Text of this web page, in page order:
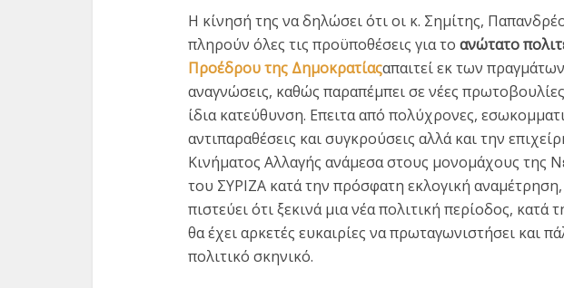
Η κίνησή της να δηλώσει ότι οι κ. Σημίτης,
πληρούν όλες τις προϋποθέσεις για το ανώτατο
Προέδρου της Δημοκρατίαςαπαιτεί εκ των
αναγνώσεις, καθώς παραπέμπει σε νέες
ίδια κατεύθυνση. Επειτα από πολύχρονες,
αντιπαραθέσεις και συγκρούσεις αλλά και την
Κινήματος Αλλαγής ανάμεσα στους μονομάχους της
του ΣΥΡΙΖΑ κατά την πρόσφατη εκλογική
πιστεύει ότι ξεκινά μια νέα πολιτική περίοδος, κατά
θα έχει αρκετές ευκαιρίες να πρωταγωνιστήσει και
πολιτικό σκηνικό.
Εκλογή Προέδρου
Δημοκρατίας:
Πρωτοβουλίες κινήσεων...
3 min read